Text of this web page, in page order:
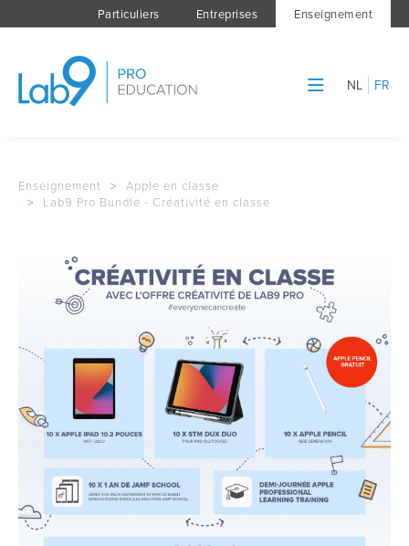
Particuliers Entreprises Enseignement
NL FR
Enseignement > Apple en classe
>
Lab9 Pro Bundle - Créativité en classe